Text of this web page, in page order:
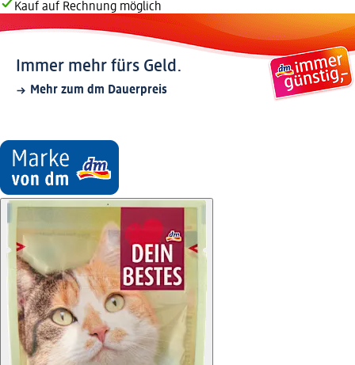
Kauf auf Rechnung möglich
Immer mehr fürs Geld.
Mehr zum dm Dauerpreis